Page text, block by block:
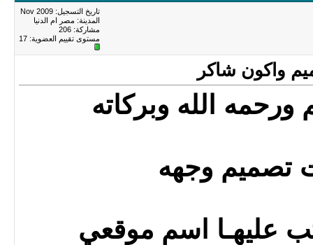
تاريخ التسجيل: Nov 2009
المدينة: مصر ام الدنيا
مشاركة: 206
مستوى تقييم العضوية: 17
واكون شاكر
ورحمه الله وبركاته
تصميم وجهه
عليهـا اسم موقعي